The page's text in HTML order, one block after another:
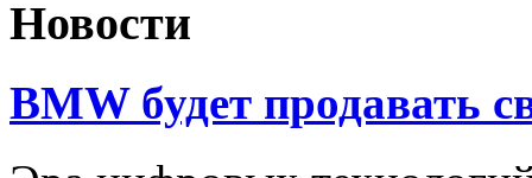
Новости
BMW будет продавать